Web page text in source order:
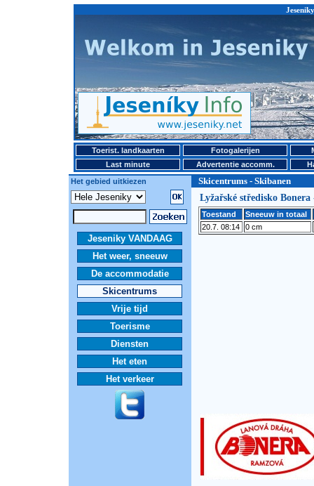
Toerist. landkaarten Fotogalerijen
Last minute
Advertentie accomm.
Het gebied uitkiezen
Skicentrums - Skibanen
Jeseniky VANDAAG
Het weer, sneeuw
De accommodatie
Skicentrums
Vrije tijd
Toerisme
Diensten
Het eten
Het verkeer
Lyžařské středisko Bonera
Toestand Sneeuw in totaal
20.7. 08:14
0 cm